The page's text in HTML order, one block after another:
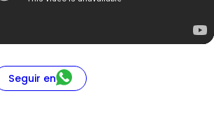
Seguir en